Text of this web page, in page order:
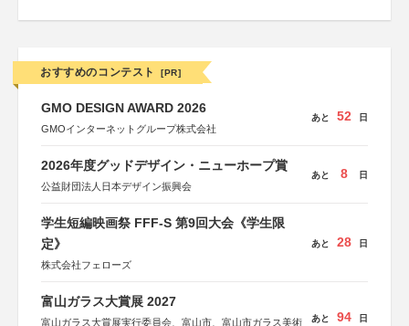
おすすめのコンテスト [PR]
GMO DESIGN AWARD 2026
GMOインターネットグループ株式会社
あと 52 日
2026年度グッドデザイン・ニューホープ賞
公益財団法人日本デザイン振興会
あと 8 日
学生短編映画祭 FFF-S 第9回大会《学生限
定》
株式会社フェローズ
あと 28 日
富山ガラス大賞展 2027
富山ガラス大賞展実行委員会、富山市、富山市ガラス美術 あと 94 日